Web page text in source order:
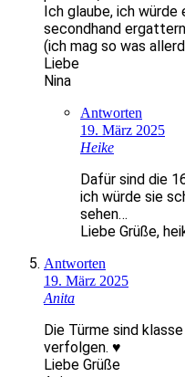
Ich glaube, ich
secondhand
(ich mag so was
Liebe
Nina
Antworten
19. März 2025
Heike
Dafür sind die
ich würde sie
sehen…
Liebe Grüße,
Antworten
19. März 2025
Anita
Die Türme sind
verfolgen. ♥
Liebe Grüße